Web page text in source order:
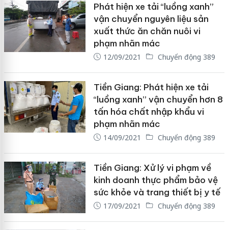
Phát hiện xe tải “luồng xanh”
vận chuyển nguyên liệu sản
xuất thức ăn chăn nuôi vi
phạm nhãn mác
12/09/2021 Chuyển động 389
Tiền Giang: Phát hiện xe tải
“luồng xanh” vận chuyển hơn 8
tấn hóa chất nhập khẩu vi
phạm nhãn mác
14/09/2021 Chuyển động 389
Tiền Giang: Xử lý vi phạm về
kinh doanh thực phẩm bảo vệ
sức khỏe và trang thiết bị y tế
17/09/2021 Chuyển động 389